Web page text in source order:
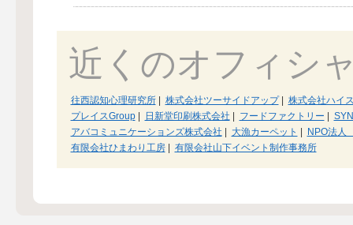
近くのオフィシ
往西認知心理研究所| 株式会社ツーサイドアップ|
株式会社ハイ
プレイスGroup| 日新堂印刷株式会社 フードファクトリー
アバコミュニケーションズ株式会社
大漁カーペット
NPO法
有限会社ひまわり工房| 有限会社山下イベント制作事務所